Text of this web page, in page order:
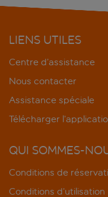
LIENS UTILES
Centre d’assistance
Nous contacter
Assistance spéciale
Télécharger
QUI SOMMES-
Conditions de
Conditions d’utilisation